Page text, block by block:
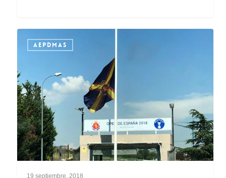
AEPDMAS
19 septiembre, 2018